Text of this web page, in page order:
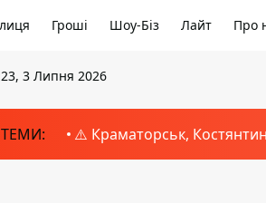
Гроші Шоу-Біз Лайт Про
3 Липня 2026
⚠️ Краматорськ,